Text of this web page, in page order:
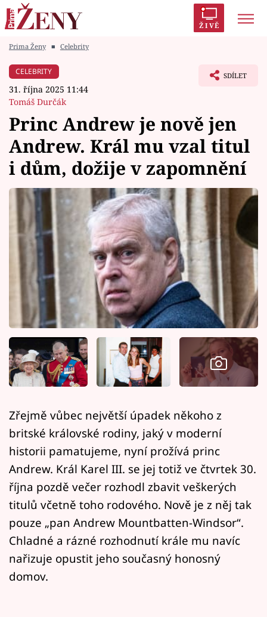
ŽIVĚ
Módní alarm
Témata
Celebrity
Vztahy
Seriály
Horoskopy
Sledujte prima+
Filmový festival Karlovy Vary
Pořady
Mámy sobě
Přihlášení
Sledujte nás
Prima Ženy ■ Celebrity
CELEBRITY
31. října 2025 11:44
Tomáš Durčák
SDÍLET
Princ Andrew je nově jen
Andrew. Král mu vzal titul
i dům, dožije v zapomnění
Zřejmě vůbec největší úpadek někoho z
britské královské rodiny, jaký v moderní
historii pamatujeme, nyní prožívá princ
Andrew. Král Karel III. se jej totiž ve čtvrtek 30.
října pozdě večer rozhodl zbavit veškerých
titulů včetně toho rodového. Nově je z něj tak
pouze „pan Andrew Mountbatten-Windsor“.
Chladné a rázné rozhodnutí krále mu navíc
nařizuje opustit jeho současný honosný
domov.